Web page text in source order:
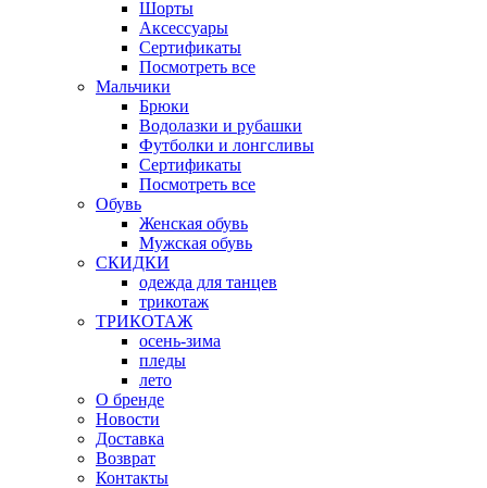
Шорты
Аксессуары
Сертификаты
Посмотреть все
Мальчики
Брюки
Водолазки и рубашки
Футболки и лонгсливы
Сертификаты
Посмотреть все
Обувь
Женская обувь
Мужская обувь
СКИДКИ
одежда для танцев
трикотаж
ТРИКОТАЖ
осень-зима
пледы
лето
О бренде
Новости
Доставка
Возврат
Контакты